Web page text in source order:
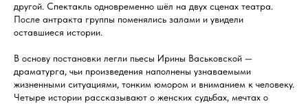
другой. Спектакль одновременно шёл на двух сценах театра.
После антракта группы поменялись залами и увидели
оставшиеся истории.
В основу постановки легли пьесы Ирины Васьковской —
драматурга, чьи произведения наполнены узнаваемыми
жизненными ситуациями, тонким юмором и вниманием к человеку.
Четыре истории рассказывают о женских судьбах, мечтах о